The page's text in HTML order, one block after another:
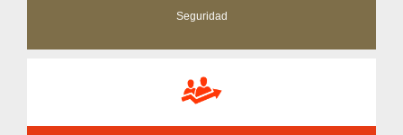
Seguridad